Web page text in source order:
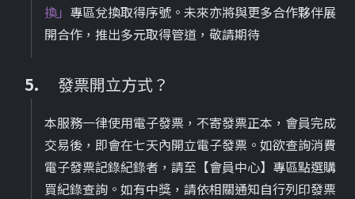
換」 專區兌換取得序號。未來亦將與更多合作夥伴展
開合作，推出多元取得管道，敬請期待
發票開立方式？
本服務一律使用電子發票，不寄發票正本，會員完成
交易後，即會在七天內開立電子發票。如欲查詢消費
電子發票記錄紀錄者，請至【會員中心】專區點選購
買紀錄查詢。如有中獎，請依相關通知自行列印發票